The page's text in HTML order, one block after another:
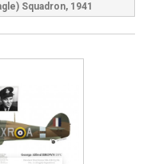
Squadron, 1941